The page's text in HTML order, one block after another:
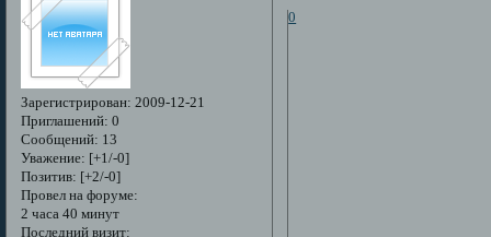
Зарегистрирован: 2009-12-21
Приглашений: 0
Сообщений: 13
Уважение: [+1/-0]
Позитив: [+2/-0]
Провел на форуме:
2 часа 40 минут
Последний визит:
0